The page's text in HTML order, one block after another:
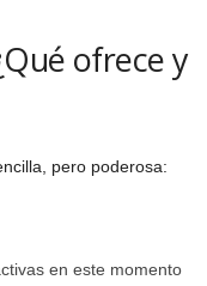
ofrece y
pero poderosa:
en este momento